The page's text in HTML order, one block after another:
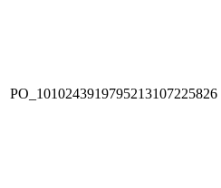
PO_1010243919795213107225826